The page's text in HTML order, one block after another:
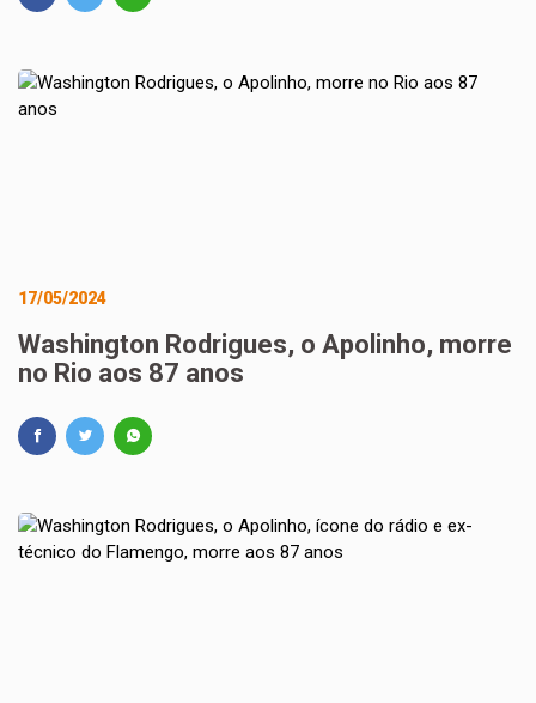
17/05/2024
Washington Rodrigues, o Apolinho, morre
no Rio aos 87 anos